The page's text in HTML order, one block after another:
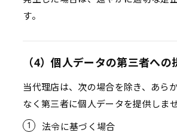
す。
（4）個人データの第三者への
当代理店は、次の場合を除き、あら
なく第三者に個人データを提供しませ
法令に基づく場合